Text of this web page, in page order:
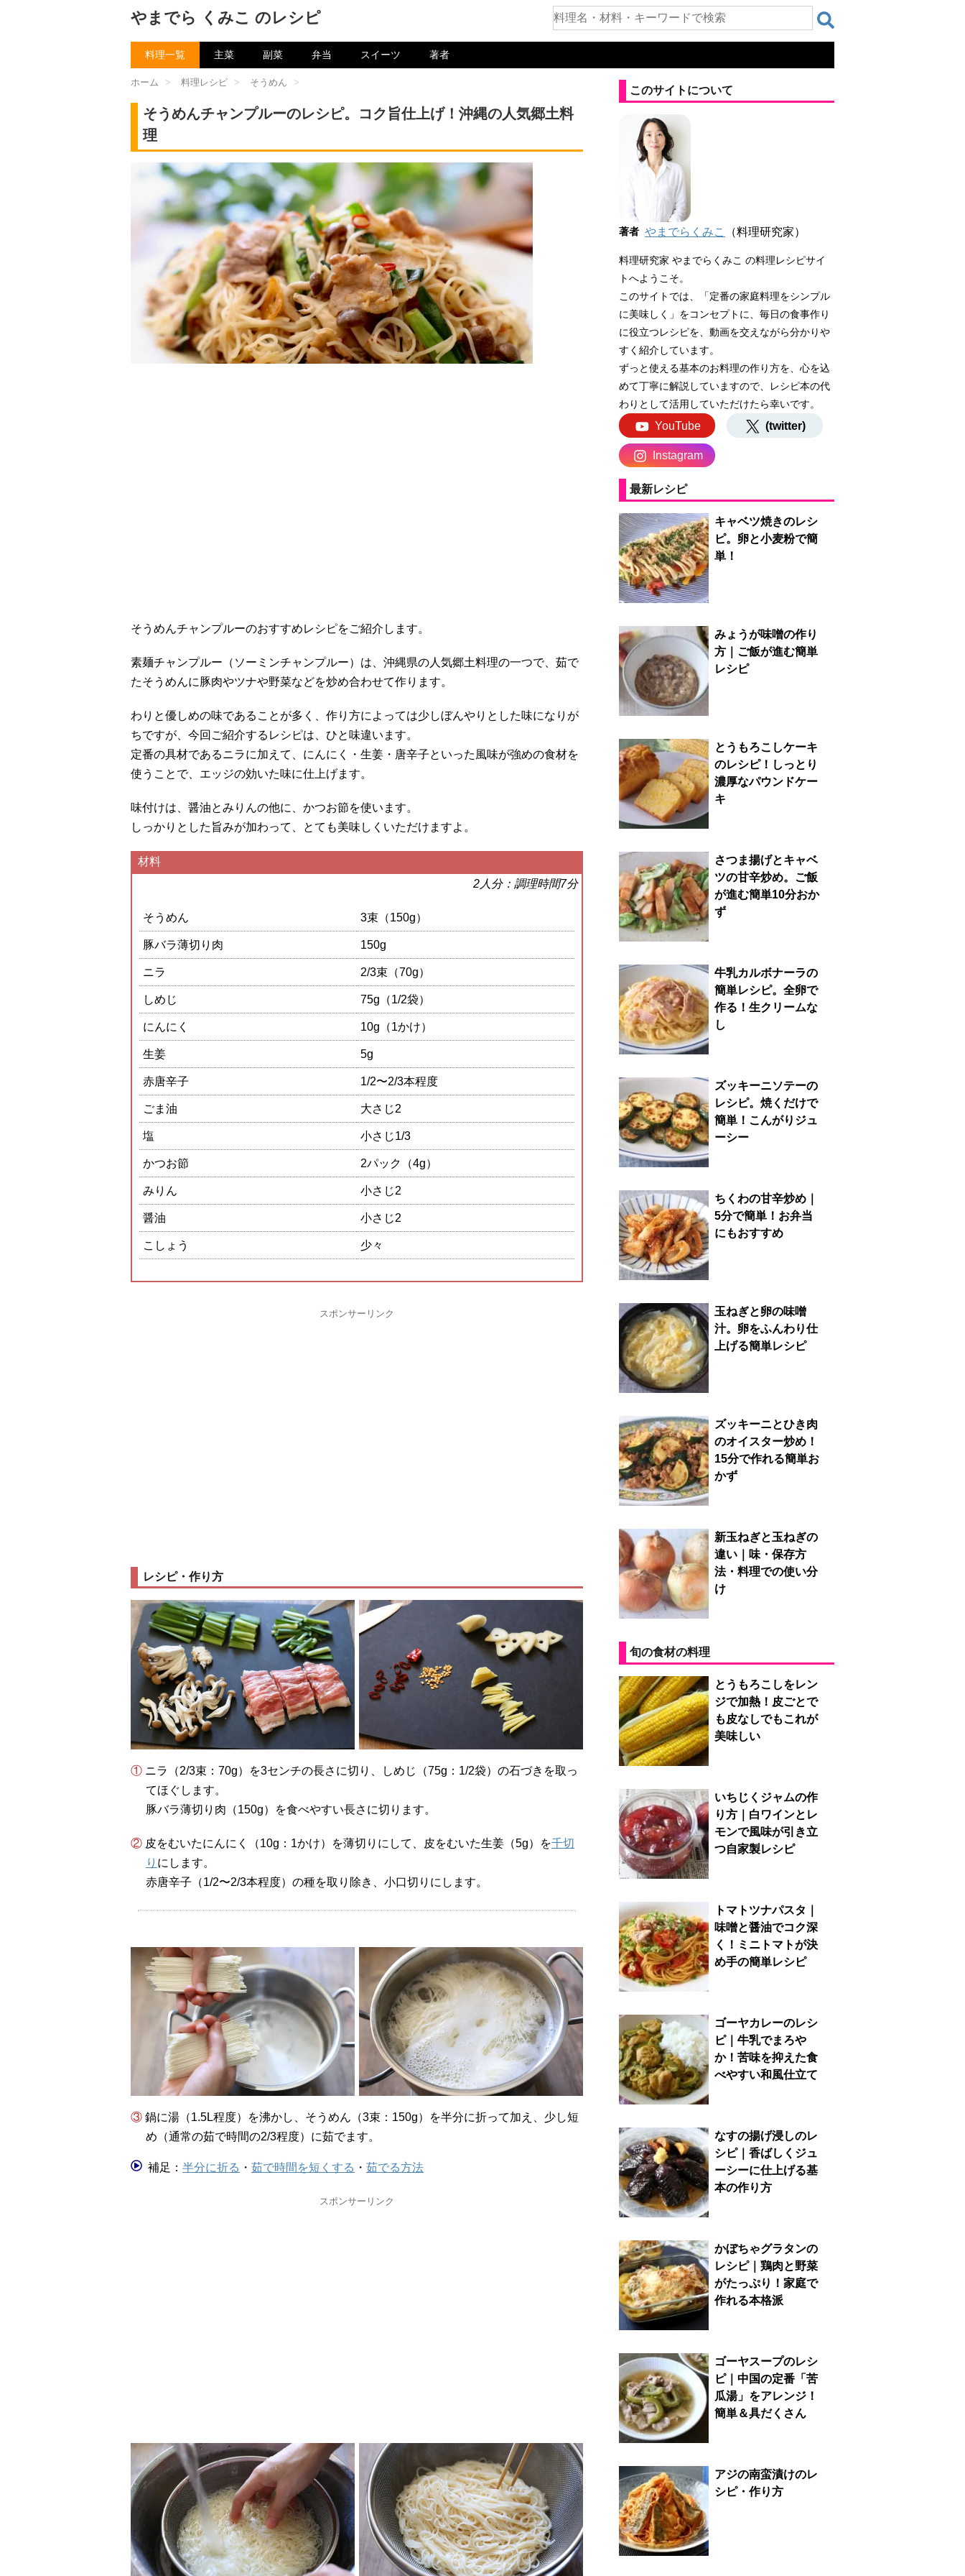
やまでら くみこ のレシピ
料理一覧 主菜 副菜 弁当 スイーツ 著者
ホーム > 料理レシピ > そうめん >
そうめんチャンプルーのレシピ。コク旨仕上げ！沖縄の人気郷土料
理
そうめんチャンプルーのおすすめレシピをご紹介します。
素麺チャンプルー（ソーミンチャンプルー）は、沖縄県の人気郷土料理の一つで、茹で
たそうめんに豚肉やツナや野菜などを炒め合わせて作ります。
わりと優しめの味であることが多く、作り方によっては少しぼんやりとした味になりが
ちですが、今回ご紹介するレシピは、ひと味違います。
定番の具材であるニラに加えて、にんにく・生姜・唐辛子といった風味が強めの食材を
使うことで、エッジの効いた味に仕上げます。
味付けは、醤油とみりんの他に、かつお節を使います。
しっかりとした旨みが加わって、とても美味しくいただけますよ。
材料
2人分：調理時間7分
そうめん 3束（150g）
豚バラ薄切り肉 150g
ニラ 2/3束（70g）
しめじ 75g（1/2袋）
にんにく 10g（1かけ）
生姜 5g
赤唐辛子 1/2〜2/3本程度
ごま油 大さじ2
塩 小さじ1/3
かつお節 2パック（4g）
みりん 小さじ2
醤油 小さじ2
こしょう 少々
スポンサーリンク
レシピ・作り方
① ニラ（2/3束：70g）を3センチの長さに切り、しめじ（75g：1/2袋）の石づきを取っ
てほぐします。
豚バラ薄切り肉（150g）を食べやすい長さに切ります。
② 皮をむいたにんにく（10g：1かけ）を薄切りにして、皮をむいた生姜（5g）を千切
り にします。
赤唐辛子（1/2〜2/3本程度）の種を取り除き、小口切りにします。
③ 鍋に湯（1.5L程度）を沸かし、そうめん（3束：150g）を半分に折って加え、少し短
め（通常の茹で時間の2/3程度）に茹でます。
補足： 半分に折る ・ 茹で時間を短くする ・ 茹でる方法
スポンサーリンク
このサイトについて
著者 やまでらくみこ （料理研究家）
料理研究家 やまでらくみこ の料理レシピサイ
トへようこそ。
このサイトでは、「定番の家庭料理をシンプル
に美味しく」をコンセプトに、毎日の食事作り
に役立つレシピを、動画を交えながら分かりや
すく紹介しています。
ずっと使える基本のお料理の作り方を、心を込
めて丁寧に解説していますので、レシピ本の代
わりとして活用していただけたら幸いです。
YouTube (twitter)
Instagram
最新レシピ
キャベツ焼きのレシ
ピ。卵と小麦粉で簡
単！
みょうが味噌の作り
方｜ご飯が進む簡単
レシピ
とうもろこしケーキ
のレシピ！しっとり
濃厚なパウンドケー
キ
さつま揚げとキャベ
ツの甘辛炒め。ご飯
が進む簡単10分おか
ず
牛乳カルボナーラの
簡単レシピ。全卵で
作る！生クリームな
し
ズッキーニソテーの
レシピ。焼くだけで
簡単！こんがりジュ
ーシー
ちくわの甘辛炒め｜
5分で簡単！お弁当
にもおすすめ
玉ねぎと卵の味噌
汁。卵をふんわり仕
上げる簡単レシピ
ズッキーニとひき肉
のオイスター炒め！
15分で作れる簡単お
かず
新玉ねぎと玉ねぎの
違い｜味・保存方
法・料理での使い分
け
旬の食材の料理
とうもろこしをレン
ジで加熱！皮ごとで
も皮なしでもこれが
美味しい
いちじくジャムの作
り方｜白ワインとレ
モンで風味が引き立
つ自家製レシピ
トマトツナパスタ｜
味噌と醤油でコク深
く！ミニトマトが決
め手の簡単レシピ
ゴーヤカレーのレシ
ピ｜牛乳でまろや
か！苦味を抑えた食
べやすい和風仕立て
なすの揚げ浸しのレ
シピ｜香ばしくジュ
ーシーに仕上げる基
本の作り方
かぼちゃグラタンの
レシピ｜鶏肉と野菜
がたっぷり！家庭で
作れる本格派
ゴーヤスープのレシ
ピ｜中国の定番「苦
瓜湯」をアレンジ！
簡単＆具だくさん
アジの南蛮漬けのレ
シピ・作り方